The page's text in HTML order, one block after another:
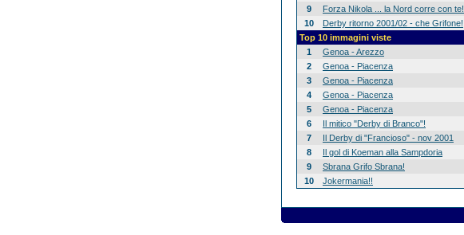
9
Forza Nikola ... la Nord corre con te!
10
Derby ritorno 2001/02 - che Grifone!
Top 10 immagini viste
1
Genoa - Arezzo
2
Genoa - Piacenza
3
Genoa - Piacenza
4
Genoa - Piacenza
5
Genoa - Piacenza
6
Il mitico "Derby di Branco"!
7
Il Derby di "Francioso" - nov 2001
8
Il gol di Koeman alla Sampdoria
9
Sbrana Grifo Sbrana!
10
Jokermania!!